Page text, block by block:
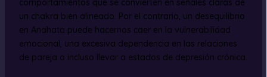
comportamientos que se convierten en señales claras de
un chakra bien alineado. Por el contrario, un desequilibrio
en Anahata puede hacernos caer en la vulnerabilidad
emocional, una excesiva dependencia en las relaciones
de pareja o incluso llevar a estados de depresión crónica.